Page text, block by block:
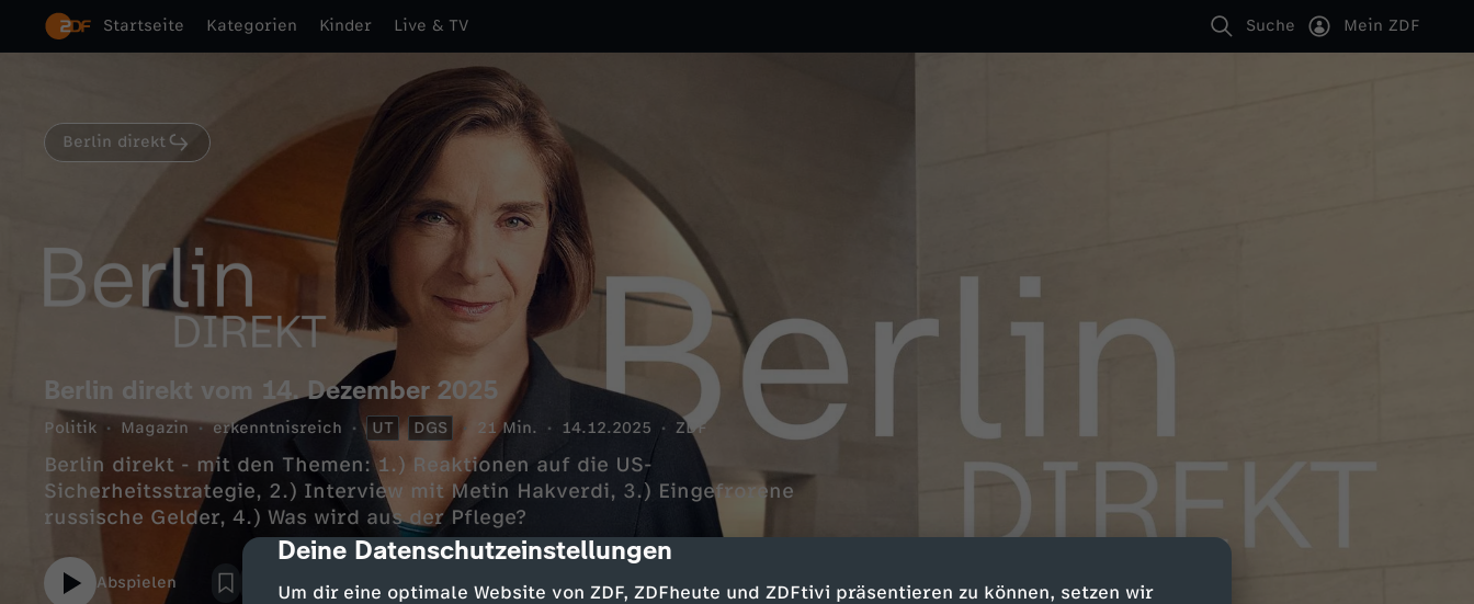
cmp-dialog-description
Deine Datenschutzeinstellungen
Um dir eine optimale Website von ZDF, ZDFheute und ZDFtivi präsentieren zu können, setzen wir
Startseite Kategorien Kinder Live & TV Suche Mein ZDF
Berlin direkt
Berlin direkt vom 14. Dezember 2025
Politik Magazin erkenntnisreich UT DGS 21 Min. 14.12.2025 ZDF
Berlin direkt - mit den Themen: 1.) Reaktionen auf die US-
Sicherheitsstrategie, 2.) Interview mit Metin Hakverdi, 3.) Eingefrorene
russische Gelder, 4.) Was wird aus der Pflege?
Abspielen